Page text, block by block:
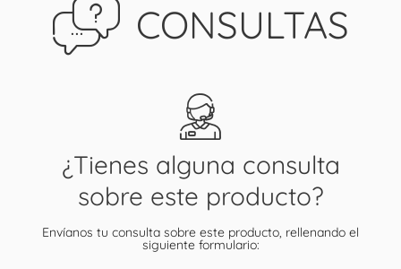
CONSULTAS
¿Tienes alguna consulta
sobre este producto?
Envíanos tu consulta sobre este producto, rellenando el
siguiente formulario: